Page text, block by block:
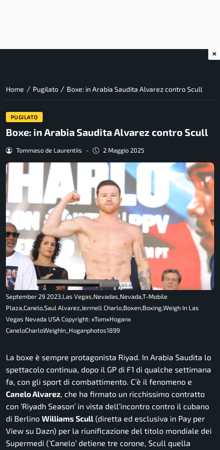
Home / Pugilato / Boxe: in Arabia Saudita Alvarez contro Scull
PUGILATO
Boxe: in Arabia Saudita Alvarez contro Scull
Tommaso de Laurentiis - 2 Maggio 2025
September 29 2023,Las Vegas,Nevadas,Nevada,T-Mobile
Plaza,Canelo,Saul Alvarez,Jermell Charlo,Boxen,Boxing,Weigh In Las
Vegas Nevada USA Copyright: xTomxHoganx
CaneloCharloWeighIn_Hoganphotos1899
La boxe è sempre protagonista Riyad. In Arabia Saudita lo
spettacolo continua, dopo il GP di F1 di qualche settimana
fa, con gli sport di combattimento. C’è il fenomeno e
Canelo Alvarez, che ha firmato un ricchissimo contratto
con ‘Riyadh Season’ in vista dell’incontro contro il cubano
di Berlino Williams Scull (diretta ed esclusiva in Pay per
View su Dazn) per la riunificazione del titolo mondiale dei
Supermedi (‘Canelo’ detiene tre corone, Scull quella
×